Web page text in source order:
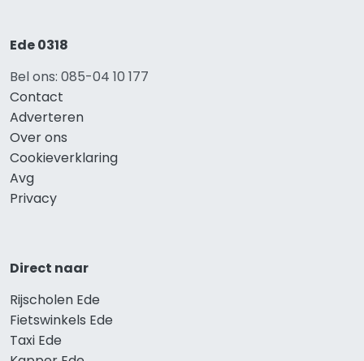
Ede 0318
Bel ons: 085-04 10 177
Contact
Adverteren
Over ons
Cookieverklaring
Avg
Privacy
Direct naar
Rijscholen Ede
Fietswinkels Ede
Taxi Ede